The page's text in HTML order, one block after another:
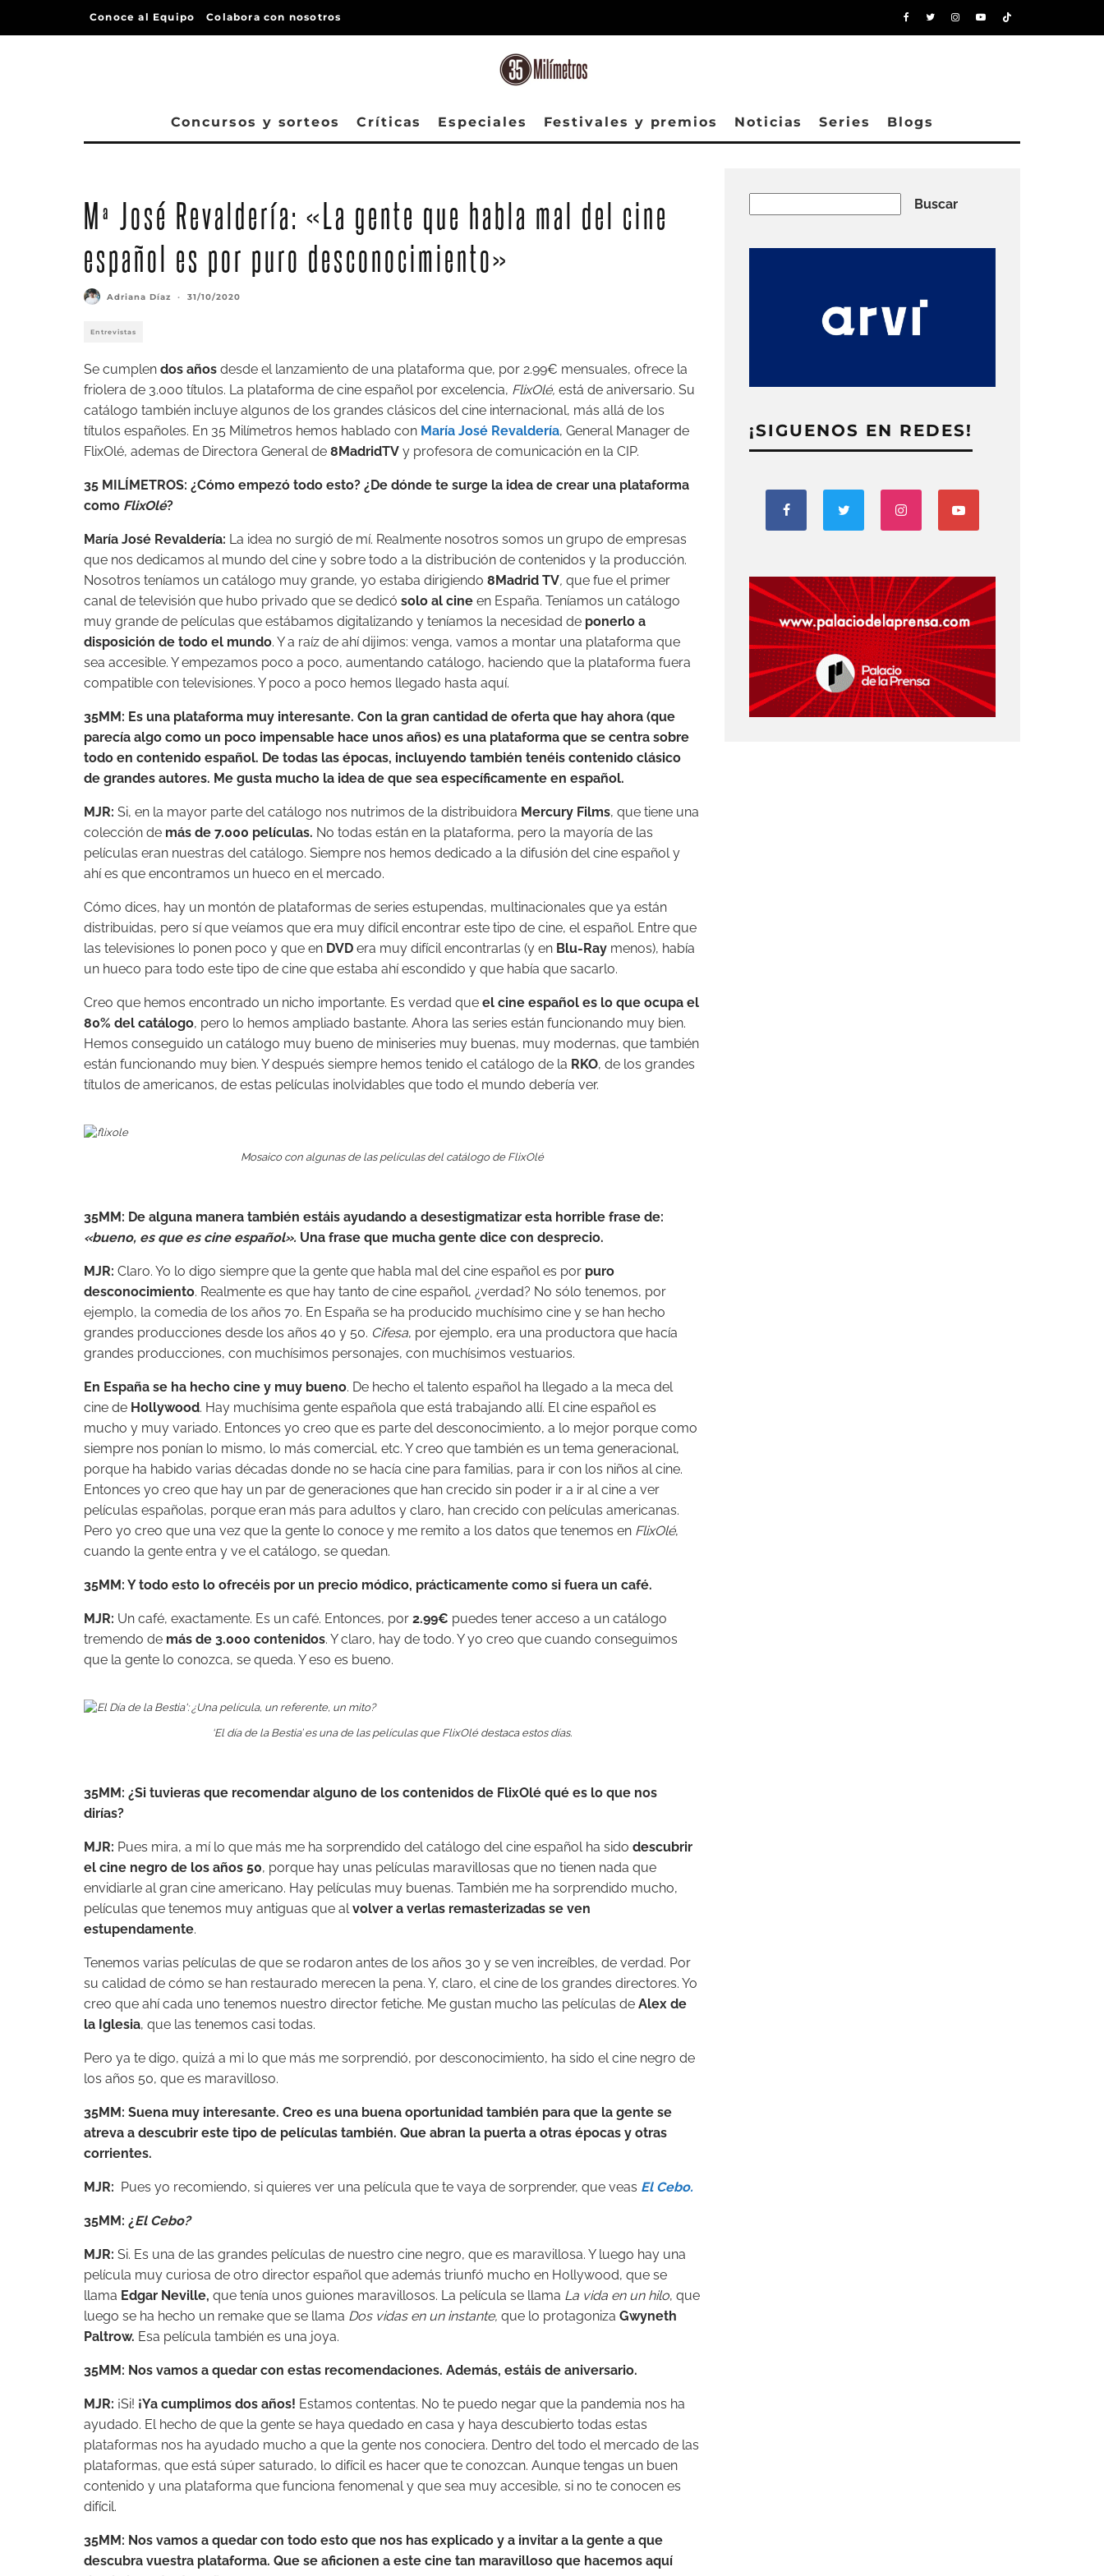
Conoce al Equipo Colabora con nosotros
Concursos y sorteos Críticas Especiales Festivales y premios Noticias Series Blogs
Mª José Revaldería: «La gente que habla mal del cine
español es por puro desconocimiento»
Adriana Díaz · 31/10/2020
Entrevistas
Se cumplen dos años desde el lanzamiento de una plataforma que, por 2.99€ mensuales, ofrece la
friolera de 3.000 títulos. La plataforma de cine español por excelencia, FlixOlé, está de aniversario. Su
catálogo también incluye algunos de los grandes clásicos del cine internacional, más allá de los
títulos españoles. En 35 Milímetros hemos hablado con María José Revaldería, General Manager de
FlixOlé, ademas de Directora General de 8MadridTV y profesora de comunicación en la CIP.
35 MILÍMETROS: ¿Cómo empezó todo esto? ¿De dónde te surge la idea de crear una plataforma
como FlixOlé?
María José Revaldería: La idea no surgió de mí. Realmente nosotros somos un grupo de empresas
que nos dedicamos al mundo del cine y sobre todo a la distribución de contenidos y la producción.
Nosotros teníamos un catálogo muy grande, yo estaba dirigiendo 8Madrid TV, que fue el primer
canal de televisión que hubo privado que se dedicó solo al cine en España. Teníamos un catálogo
muy grande de películas que estábamos digitalizando y teníamos la necesidad de ponerlo a
disposición de todo el mundo. Y a raíz de ahí dijimos: venga, vamos a montar una plataforma que
sea accesible. Y empezamos poco a poco, aumentando catálogo, haciendo que la plataforma fuera
compatible con televisiones. Y poco a poco hemos llegado hasta aquí.
35MM: Es una plataforma muy interesante. Con la gran cantidad de oferta que hay ahora (que
parecía algo como un poco impensable hace unos años) es una plataforma que se centra sobre
todo en contenido español. De todas las épocas, incluyendo también tenéis contenido clásico
de grandes autores. Me gusta mucho la idea de que sea específicamente en español.
MJR: Si, en la mayor parte del catálogo nos nutrimos de la distribuidora Mercury Films, que tiene una
colección de más de 7.000 películas. No todas están en la plataforma, pero la mayoría de las
películas eran nuestras del catálogo. Siempre nos hemos dedicado a la difusión del cine español y
ahí es que encontramos un hueco en el mercado.
Cómo dices, hay un montón de plataformas de series estupendas, multinacionales que ya están
distribuidas, pero sí que veíamos que era muy difícil encontrar este tipo de cine, el español. Entre que
las televisiones lo ponen poco y que en DVD era muy difícil encontrarlas (y en Blu-Ray menos), había
un hueco para todo este tipo de cine que estaba ahí escondido y que había que sacarlo.
Creo que hemos encontrado un nicho importante. Es verdad que el cine español es lo que ocupa el
80% del catálogo, pero lo hemos ampliado bastante. Ahora las series están funcionando muy bien.
Hemos conseguido un catálogo muy bueno de miniseries muy buenas, muy modernas, que también
están funcionando muy bien. Y después siempre hemos tenido el catálogo de la RKO, de los grandes
títulos de americanos, de estas películas inolvidables que todo el mundo debería ver.
Mosaico con algunas de las películas del catálogo de FlixOlé
35MM: De alguna manera también estáis ayudando a desestigmatizar esta horrible frase de:
«bueno, es que es cine español». Una frase que mucha gente dice con desprecio.
MJR: Claro. Yo lo digo siempre que la gente que habla mal del cine español es por puro
desconocimiento. Realmente es que hay tanto de cine español, ¿verdad? No sólo tenemos, por
ejemplo, la comedia de los años 70. En España se ha producido muchísimo cine y se han hecho
grandes producciones desde los años 40 y 50. Cifesa, por ejemplo, era una productora que hacía
grandes producciones, con muchísimos personajes, con muchísimos vestuarios.
En España se ha hecho cine y muy bueno. De hecho el talento español ha llegado a la meca del
cine de Hollywood. Hay muchísima gente española que está trabajando allí. El cine español es
mucho y muy variado. Entonces yo creo que es parte del desconocimiento, a lo mejor porque como
siempre nos ponían lo mismo, lo más comercial, etc. Y creo que también es un tema generacional,
porque ha habido varias décadas donde no se hacía cine para familias, para ir con los niños al cine.
Entonces yo creo que hay un par de generaciones que han crecido sin poder ir a ir al cine a ver
películas españolas, porque eran más para adultos y claro, han crecido con películas americanas.
Pero yo creo que una vez que la gente lo conoce y me remito a los datos que tenemos en FlixOlé,
cuando la gente entra y ve el catálogo, se quedan.
35MM: Y todo esto lo ofrecéis por un precio módico, prácticamente como si fuera un café.
MJR: Un café, exactamente. Es un café. Entonces, por 2.99€ puedes tener acceso a un catálogo
tremendo de más de 3.000 contenidos. Y claro, hay de todo. Y yo creo que cuando conseguimos
que la gente lo conozca, se queda. Y eso es bueno.
‘El día de la Bestia’es una de las películas que FlixOlé destaca estos días.
35MM: ¿Si tuvieras que recomendar alguno de los contenidos de FlixOlé qué es lo que nos
dirías?
MJR: Pues mira, a mí lo que más me ha sorprendido del catálogo del cine español ha sido descubrir
el cine negro de los años 50, porque hay unas películas maravillosas que no tienen nada que
envidiarle al gran cine americano. Hay películas muy buenas. También me ha sorprendido mucho,
películas que tenemos muy antiguas que alvolver a verlas remasterizadas se ven
estupendamente.
Tenemos varias películas de que se rodaron antes de los años 30 y se ven increíbles, de verdad. Por
su calidad de cómo se han restaurado merecen la pena. Y, claro, el cine de los grandes directores. Yo
creo que ahí cada uno tenemos nuestro director fetiche. Me gustan mucho las películas de Alex de
la Iglesia, que las tenemos casi todas.
Pero ya te digo, quizá a mi lo que más me sorprendió, por desconocimiento, ha sido el cine negro de
los años 50, que es maravilloso.
35MM: Suena muy interesante. Creo es una buena oportunidad también para que la gente se
atreva a descubrir este tipo de películas también. Que abran la puerta a otras épocas y otras
corrientes.
MJR: Pues yo recomiendo, si quieres ver una película que te vaya de sorprender, que veas El Cebo.
35MM: ¿El Cebo?
MJR: Si. Es una de las grandes películas de nuestro cine negro, que es maravillosa. Y luego hay una
película muy curiosa de otro director español que además triunfó mucho en Hollywood, que se
llama Edgar Neville, que tenía unos guiones maravillosos. La película se llama La vida en un hilo, que
luego se ha hecho un remake que se llama Dos vidas en un instante, que lo protagoniza Gwyneth
Paltrow. Esa película también es una joya.
35MM: Nos vamos a quedar con estas recomendaciones. Además, estáis de aniversario.
MJR: ¡Si! ¡Ya cumplimos dos años! Estamos contentas. No te puedo negar que la pandemia nos ha
ayudado. El hecho de que la gente se haya quedado en casa y haya descubierto todas estas
plataformas nos ha ayudado mucho a que la gente nos conociera. Dentro del todo el mercado de las
plataformas, que está súper saturado, lo difícil es hacer que te conozcan. Aunque tengas un buen
contenido y una plataforma que funciona fenomenal y que sea muy accesible, si no te conocen es
difícil.
35MM: Nos vamos a quedar con todo esto que nos has explicado y a invitar a la gente a que
descubra vuestra plataforma. Que se aficionen a este cine tan maravilloso que hacemos aquí
Buscar
¡SIGUENOS EN REDES!